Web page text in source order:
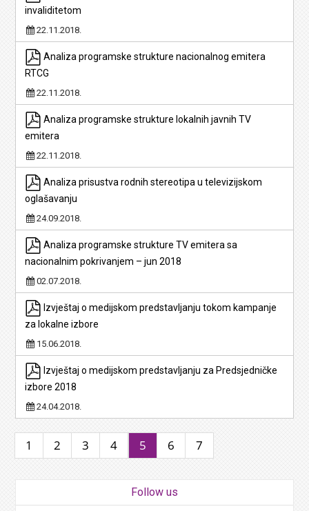
invaliditetom
22.11.2018.
Analiza programske strukture nacionalnog emitera
RTCG
22.11.2018.
Analiza programske strukture lokalnih javnih TV
emitera
22.11.2018.
Analiza prisustva rodnih stereotipa u televizijskom
oglašavanju
24.09.2018.
Analiza programske strukture TV emitera sa
nacionalnim pokrivanjem – jun 2018
02.07.2018.
Izvještaj o medijskom predstavljanju tokom kampanje
za lokalne izbore
15.06.2018.
Izvještaj o medijskom predstavljanju za Predsjedničke
izbore 2018
24.04.2018.
1 2 3 4 5 6 7
Follow us